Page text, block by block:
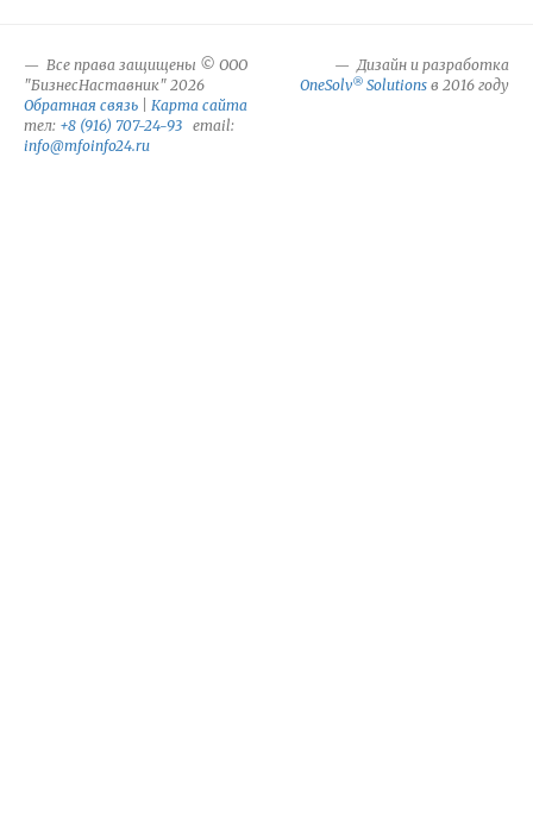
Все права защищены © ООО
"БизнесНаставник" 2026
Обратная связь
Карта сайта
тел: +8 (916) 707-24-93 email:
info@mfoinfo24.ru
Дизайн и разработка
OneSolv® Solutions в 2016 году